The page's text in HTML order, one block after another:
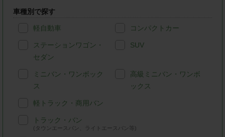
車種別で探す
軽自動車 コンパクトカー
ステーションワゴン・
セダン
SUV
ミニバン・ワンボック
ス
高級ミニバン・ワンボ
ックス
軽トラック・商用バン
トラック・バン
(タウンエースバン、ライトエースバン等)